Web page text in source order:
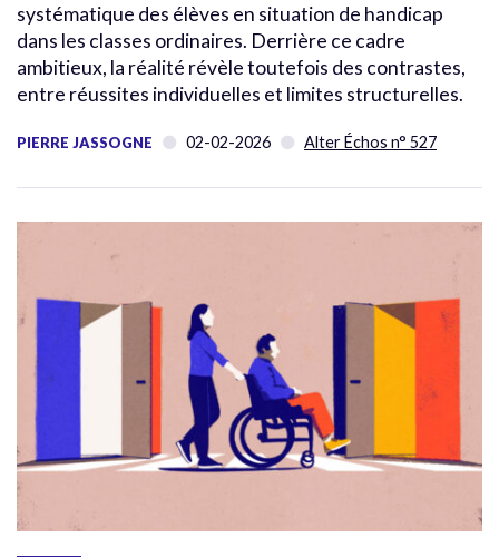
systématique des élèves en situation de handicap
dans les classes ordinaires. Derrière ce cadre
ambitieux, la réalité révèle toutefois des contrastes,
entre réussites individuelles et limites structurelles.
PIERRE JASSOGNE 02-02-2026 Alter Échos n° 527